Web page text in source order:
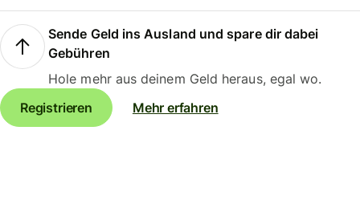
Sende Geld ins Ausland und spare dir dabei
Gebühren
Hole mehr aus deinem Geld heraus, egal wo.
Registrieren
Mehr erfahren